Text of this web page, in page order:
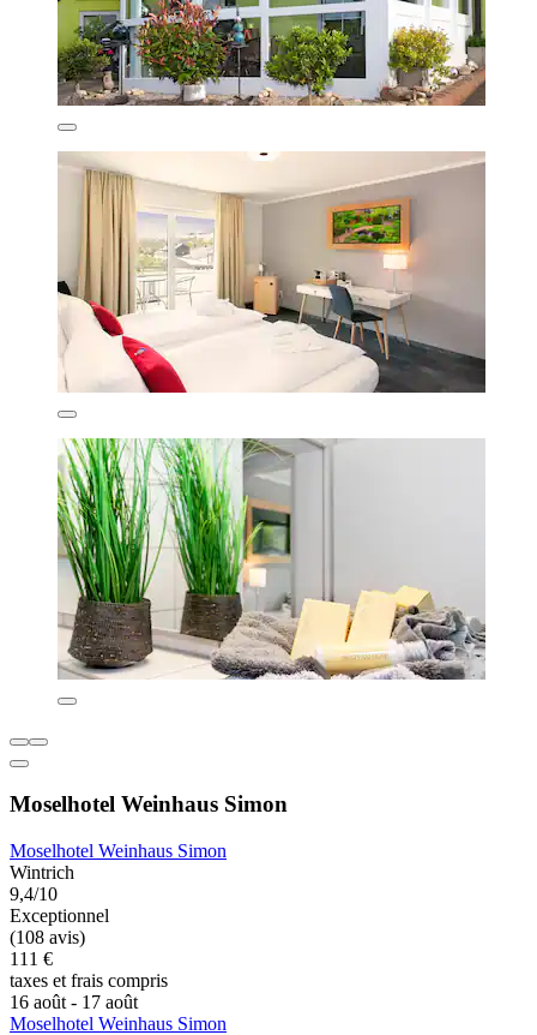
Moselhotel Weinhaus Simon
Moselhotel Weinhaus Simon
Wintrich
9,4/10
Exceptionnel
(108 avis)
111 €
taxes et frais compris
16 août - 17 août
Moselhotel Weinhaus Simon